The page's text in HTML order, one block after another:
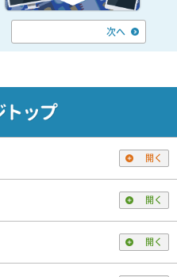
次へ
開く
開く
開く